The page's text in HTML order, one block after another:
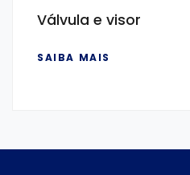
Válvula e visor
SAIBA MAIS